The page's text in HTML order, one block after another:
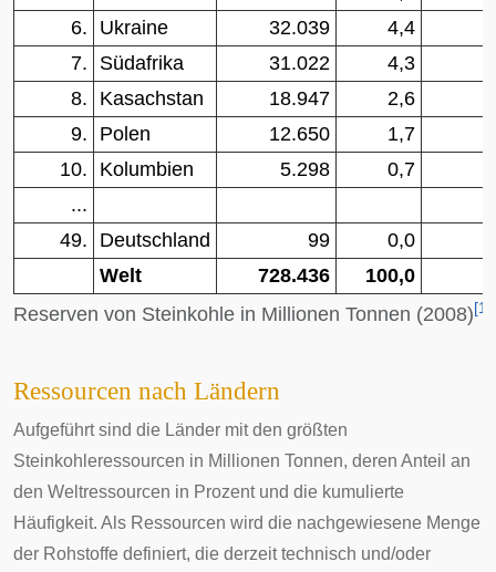
Reserven von Steinkohle in Millionen Tonnen (2008) [1
6.
Ukraine 32.039
4,4
7.
Südafrika 31.022
4,3
8.
Kasachstan 18.947
2,6
9.
Polen 12.650
1,7
10.
Kolumbien 5.298
0,7
...
49.
Deutschland 99
0,0
Welt
728.436 100,0
Ressourcen nach Ländern
Aufgeführt sind die Länder mit den größten
Steinkohleressourcen in Millionen Tonnen, deren Anteil an
den Weltressourcen in Prozent und die kumulierte
Häufigkeit. Als Ressourcen wird die nachgewiesene Menge
der Rohstoffe definiert, die derzeit technisch und/oder